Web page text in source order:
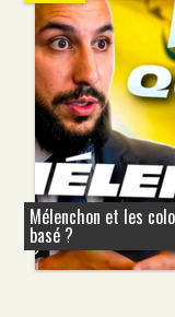
Mélenchon et les
basé ?